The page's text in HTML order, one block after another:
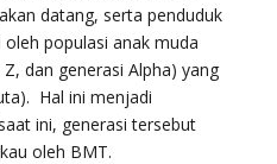
datang, serta penduduk
populasi anak muda
dan generasi Alpha) yang
Hal ini menjadi
ini, generasi tersebut
oleh BMT.